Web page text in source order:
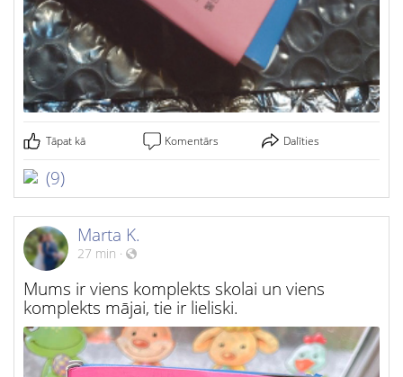
Tāpat kā Komentārs Dalīties
(9)
Marta K.
27 min ·
Mums ir viens komplekts skolai un viens
komplekts mājai, tie ir lieliski.